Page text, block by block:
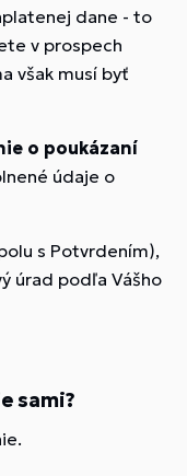
dane - to
v prospech
však musí byť
o poukázaní
údaje o
s Potvrdením),
úrad podľa Vášho
sami?